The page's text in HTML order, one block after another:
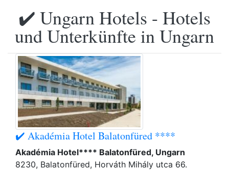
✔️ Ungarn Hotels - Hotels
und Unterkünfte in Ungarn
✔️ Akadémia Hotel Balatonfüred ****
Akadémia Hotel**** Balatonfüred, Ungarn
8230, Balatonfüred, Horváth Mihály utca 66.